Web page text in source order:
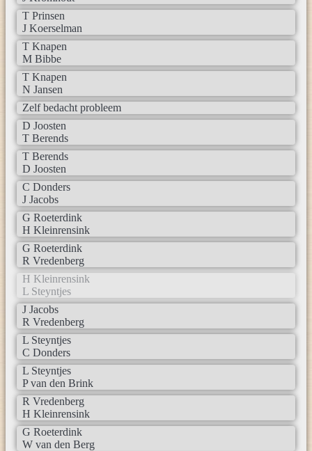
T Prinsen
J Koerselman
T Knapen
M Bibbe
T Knapen
N Jansen
Zelf bedacht probleem
D Joosten
T Berends
T Berends
D Joosten
C Donders
J Jacobs
G Roeterdink
H Kleinrensink
G Roeterdink
R Vredenberg
H Kleinrensink
L Steyntjes
J Jacobs
R Vredenberg
L Steyntjes
C Donders
L Steyntjes
P van den Brink
R Vredenberg
H Kleinrensink
G Roeterdink
W van den Berg